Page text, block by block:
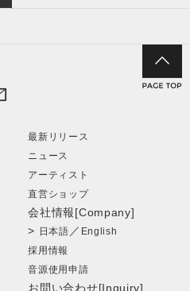
最新リリース
ニュース
アーティスト
直営ショップ
会社情報[Company]
> 日本語 ／ English
採用情報
音源使用申請
お問い合わせ[Inquiry]